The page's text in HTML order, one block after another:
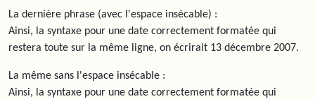
La dernière phrase (avec l'espace insécable) :
Ainsi, la syntaxe pour une date correctement formatée qui
restera toute sur la même ligne, on écrirait 13 décembre 2007.
La même sans l'espace insécable :
Ainsi, la syntaxe pour une date correctement formatée qui